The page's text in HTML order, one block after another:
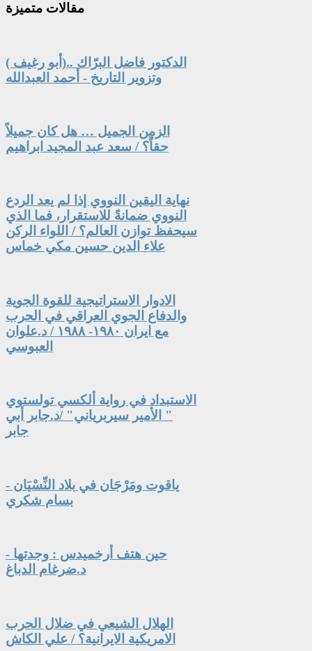
مقالات متميزة
الدكتور فاضل البرّاك ..(أبو رغيف )
وتزوير التاريخ - أحمد العبدالله
الزمن الجميل … هل كان جميلاً
حقاً؟ / سعد عبد المجيد ابراهيم
نهاية اليقين النووي إذا لم يعد الردع
النووي ضمانةً للاستقرار، فما الذي
سيحفظ توازن العالم؟ / اللواء الركن
علاء الدين حسين مكي خماس
الادوار الاستراتيجية للقوة الجوية
والدفاع الجوي العراقي في الحرب
مع ايران ١٩٨٠- ١٩٨٨ / د.علوان
العبوسي
الاستبداد في رواية ألكسي تولستوي
" الأمير سيربرياني" /د.جابر أبي
جابر
ياقوت ومَرْجَان في بلاد النِّسْيَان -
بسام شكري
حين هتف أرخميدس : وجدتها -
د.ضرغام الدباغ
الهلال الشيعي في ضلال الحرب
الامريكية الايرانية؟ / علي الكاش